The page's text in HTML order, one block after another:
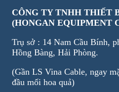
CÔNG TY TNHH THIẾT
(HONGAN EQUIPMENT
Trụ sở : 14 Nam Cầu Bính,
Hồng Bàng, Hải Phòng.
(Gần LS Vina Cable, ngay
đầu mối hoa quả)